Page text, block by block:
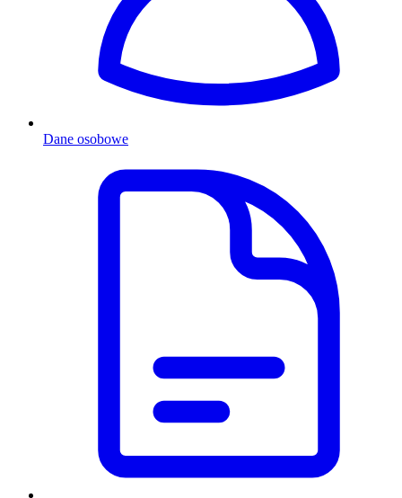
Dane osobowe